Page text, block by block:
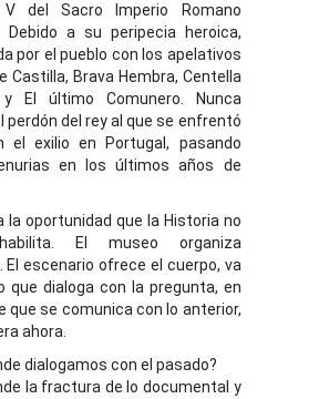
del Sacro Imperio Romano
Debido a su peripecia heroica,
por el pueblo con los apelativos
Castilla, Brava Hembra, Centella
El último Comunero. Nunca
perdón del rey al que se enfrentó
el exilio en Portugal, pasando
en los últimos años de
la oportunidad que la Historia no
El museo organiza
El escenario ofrece el cuerpo, va
que dialoga con la pregunta, en
que se comunica con lo anterior,
ahora.
dialogamos con el pasado?
la fractura de lo documental y